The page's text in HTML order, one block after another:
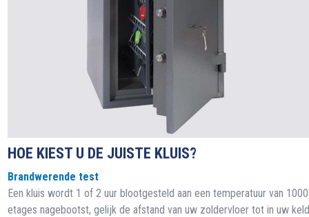
HOE KIEST U DE JUISTE KLUIS?
Brandwerende test
Een kluis wordt 1 of 2 uur blootgesteld aan een temperatuur van
etages nagebootst, gelijk de afstand van uw zoldervloer tot in uw